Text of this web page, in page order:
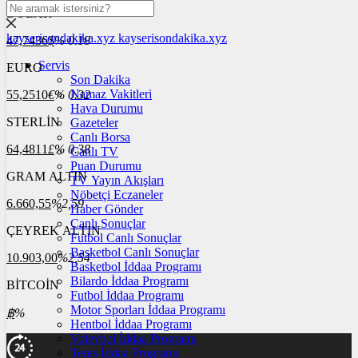
DOLAR
47,7436$% 0.18
EURO
55,2510€% 0.32
STERLİN
64,4811£% 0.38
GRAM ALTIN
6.660,55%2,59
ÇEYREK ALTIN
10.903,00%2,54
BİTCOİN
฿%
kayserisondakika.xyz kayserisondakika.xyz
Servis
Son Dakika
Namaz Vakitleri
Hava Durumu
Gazeteler
Canlı Borsa
Canlı TV
Puan Durumu
TV Yayın Akışları
Nöbetçi Eczaneler
Haber Gönder
Canlı Sonuçlar
Futbol Canlı Sonuçlar
Basketbol Canlı Sonuçlar
Basketbol İddaa Programı
Bilardo İddaa Programı
Futbol İddaa Programı
Motor Sporları İddaa Programı
Hentbol İddaa Programı
Voleybol İddaa Programı
Tenis İddaa Programı